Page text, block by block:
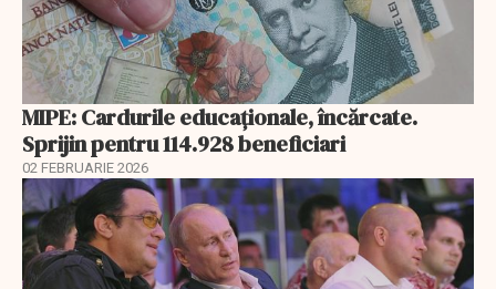
MIPE: Cardurile educaţionale, încărcate.
Sprijin pentru 114.928 beneficiari
02 FEBRUARIE 2026